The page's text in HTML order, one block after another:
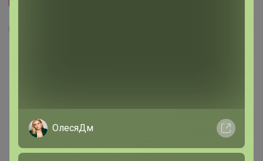
915,13р Орг. 201,33р
279,11р
ОлесяДм